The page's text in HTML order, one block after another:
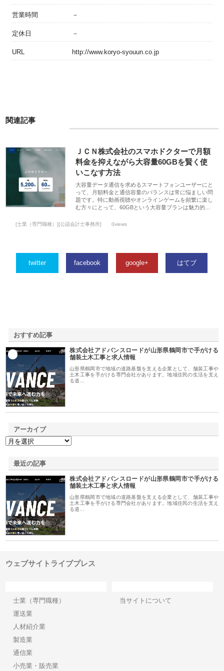
営業時間 －
定休日 －
URL http://www.koryo-syouun.co.jp
関連記事
ＪＣＮ株式会社のスマホドクターで月額
料金を抑えながら大容量60GBを賢く使
いこなす方法
大容量データ通信を求めるスマートフォンユーザーにと
って、月額料金と通信容量のバランスは常に悩ましい問
題です。特に動画視聴やオンラインゲームを頻繁に楽し
む方々にとって、60GBという大容量プランは魅力的…
[士業（専門職種）][公認会計士事務所] 0views
twitter facebook google+ はてブ
おすすめ記事
株式会社アドバンスロードが山形県鶴岡市で手がける
舗装土木工事と求人情報
山形県鶴岡市で地域の道路基盤を支える企業として、舗装工事や
土木工事を手がける専門会社があります。地域住民の生活を支え
る道…
アーカイブ
最近の記事
株式会社アドバンスロードが山形県鶴岡市で手がける
舗装土木工事と求人情報
山形県鶴岡市で地域の道路基盤を支える企業として、舗装工事や
土木工事を手がける専門会社があります。地域住民の生活を支え
る道…
ウェブサイトライブプレス
士業（専門職種）
運送業
人材紹介業
製造業
通信業
小売業・販売業
当サイトについて